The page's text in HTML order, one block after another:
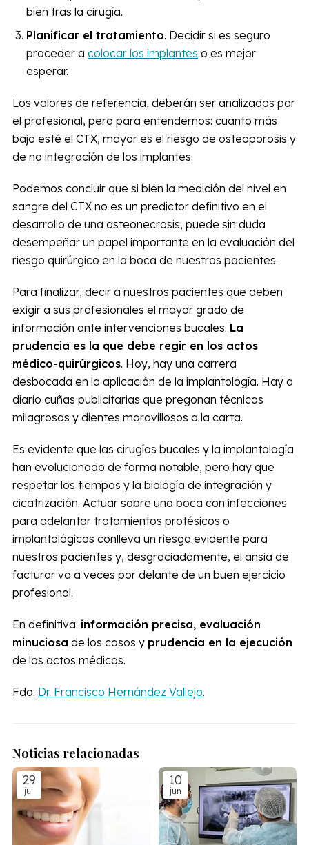
bien tras la cirugía.
Planificar el tratamiento. Decidir si es seguro
proceder a colocar los implantes o es mejor
esperar.
Los valores de referencia, deberán ser analizados por
el profesional, pero para entendernos: cuanto más
bajo esté el CTX, mayor es el riesgo de osteoporosis y
de no integración de los implantes.
Podemos concluir que si bien la medición del nivel en
sangre del CTX no es un predictor definitivo en el
desarrollo de una osteonecrosis, puede sin duda
desempeñar un papel importante en la evaluación del
riesgo quirúrgico en la boca de nuestros pacientes.
Para finalizar, decir a nuestros pacientes que deben
exigir a sus profesionales el mayor grado de
información ante intervenciones bucales. La
prudencia es la que debe regir en los actos
médico-quirúrgicos. Hoy, hay una carrera
desbocada en la aplicación de la implantología. Hay a
diario cuñas publicitarias que pregonan técnicas
milagrosas y dientes maravillosos a la carta.
Es evidente que las cirugías bucales y la implantología
han evolucionado de forma notable, pero hay que
respetar los tiempos y la biología de integración y
cicatrización. Actuar sobre una boca con infecciones
para adelantar tratamientos protésicos o
implantológicos conlleva un riesgo evidente para
nuestros pacientes y, desgraciadamente, el ansia de
facturar va a veces por delante de un buen ejercicio
profesional.
En definitiva: información precisa, evaluación
minuciosa de los casos y prudencia en la ejecución
de los actos médicos.
Fdo: Dr. Francisco Hernández Vallejo.
Noticias relacionadas
29
jul
10
jun